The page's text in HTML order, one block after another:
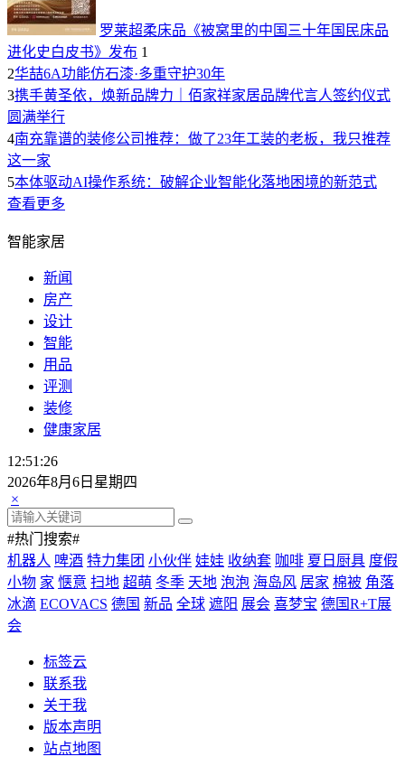
罗莱超柔床品《被窝里的中国三十年国民床品
进化史白皮书》发布 1
2华喆6A功能仿石漆·多重守护30年
3携手黄圣依，焕新品牌力｜佰家祥家居品牌代言人签约仪式
圆满举行
4南充靠谱的装修公司推荐：做了23年工装的老板，我只推荐
这一家
5本体驱动AI操作系统：破解企业智能化落地困境的新范式
查看更多
智能家居
新闻
房产
设计
智能
用品
评测
装修
健康家居
12:51:26
2026年8月6日星期四
×
#热门搜索#
机器人 啤酒 特力集团 小伙伴 娃娃 收纳套 咖啡 夏日厨具 度假
小物 家 惬意 扫地 超萌 冬季 天地 泡泡 海岛风 居家 棉被 角落
冰滴 ECOVACS 德国 新品 全球 遮阳 展会 喜梦宝 德国R+T展
会
标签云
联系我
关于我
版本声明
站点地图